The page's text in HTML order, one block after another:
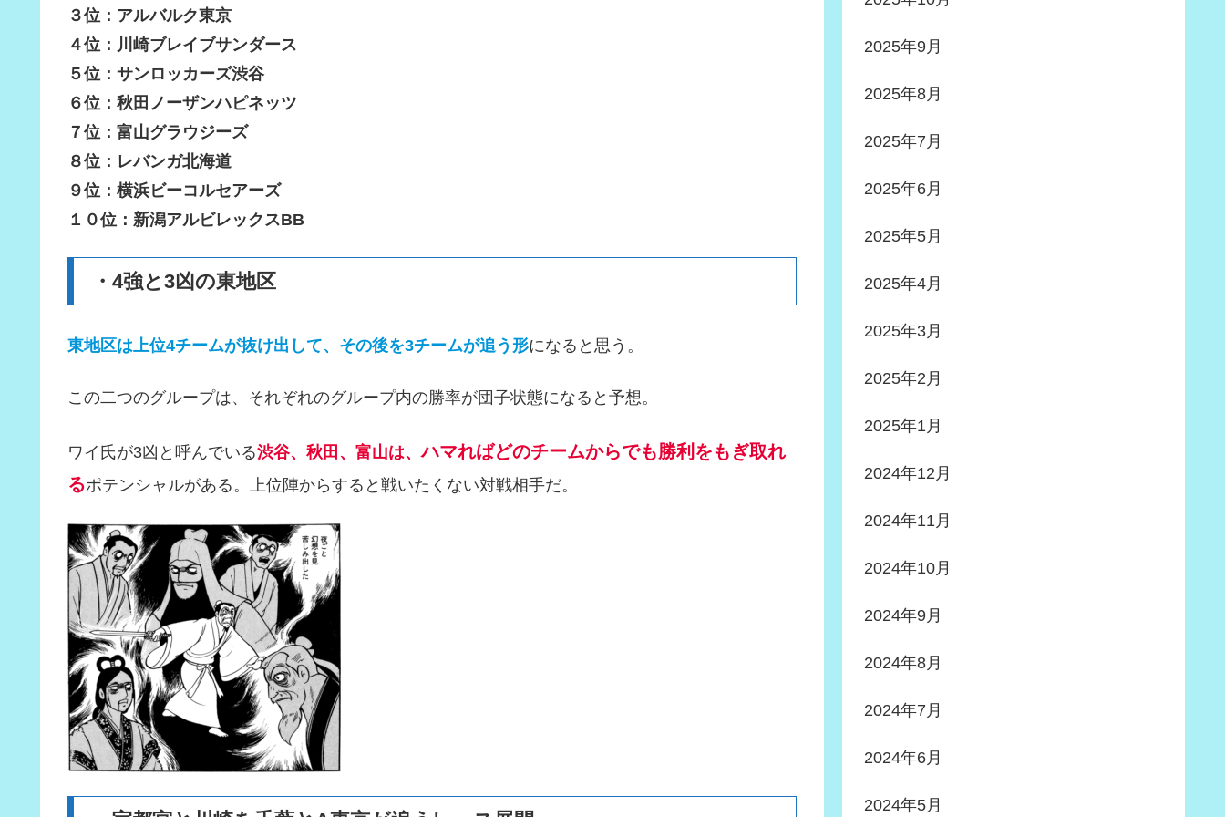
３位：アルバルク東京
４位：川崎ブレイブサンダース
５位：サンロッカーズ渋谷
６位：秋田ノーザンハピネッツ
７位：富山グラウジーズ
８位：レバンガ北海道
９位：横浜ビーコルセアーズ
１０位：新潟アルビレックスBB
・4強と3凶の東地区
東地区は上位4チームが抜け出して、その後を3チームが追う形になると思う。
この二つのグループは、それぞれのグループ内の勝率が団子状態になると予想。
ワイ氏が3凶と呼んでいる渋谷、秋田、富山は、ハマればどのチームからでも勝利をもぎ取れ
るポテンシャルがある。上位陣からすると戦いたくない対戦相手だ。
2025年9月
2025年8月
2025年7月
2025年6月
2025年5月
2025年4月
2025年3月
2025年2月
2025年1月
2024年12月
2024年11月
2024年10月
2024年9月
2024年8月
2024年7月
2024年6月
2024年5月